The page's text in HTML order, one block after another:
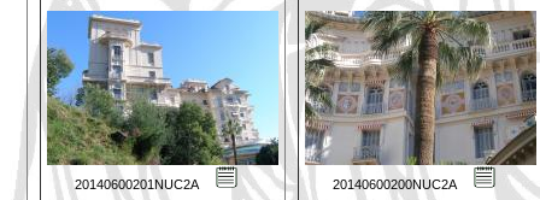
20140600201NUC2A 20140600200NUC2A